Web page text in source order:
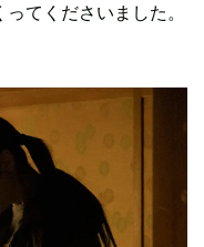
てくださいました。